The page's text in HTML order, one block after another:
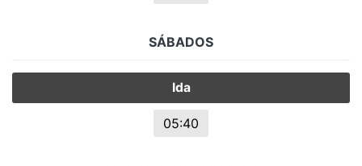
SÁBADOS
Ida
05:40